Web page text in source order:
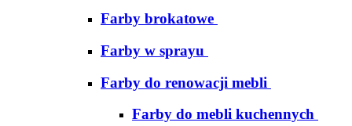
Farby brokatowe
Farby w sprayu
Farby do renowacji mebli
Farby do mebli kuchennych